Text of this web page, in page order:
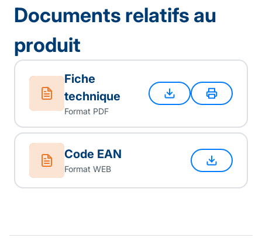
Documents relatifs au
produit
Fiche
technique
Format PDF
Code EAN
Format WEB